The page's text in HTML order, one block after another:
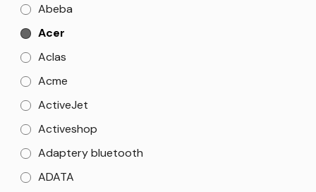
Abeba
Acer
Aclas
Acme
ActiveJet
Activeshop
Adaptery bluetooth
ADATA